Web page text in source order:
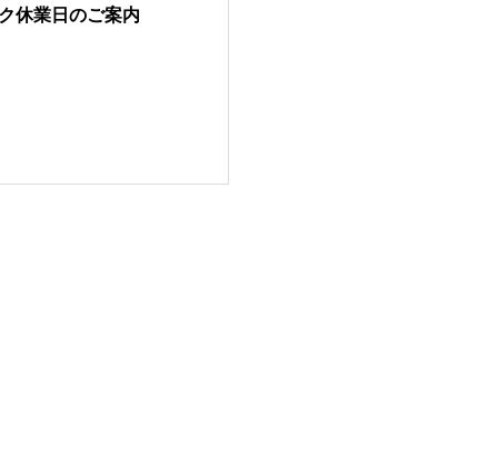
休業日のご案内